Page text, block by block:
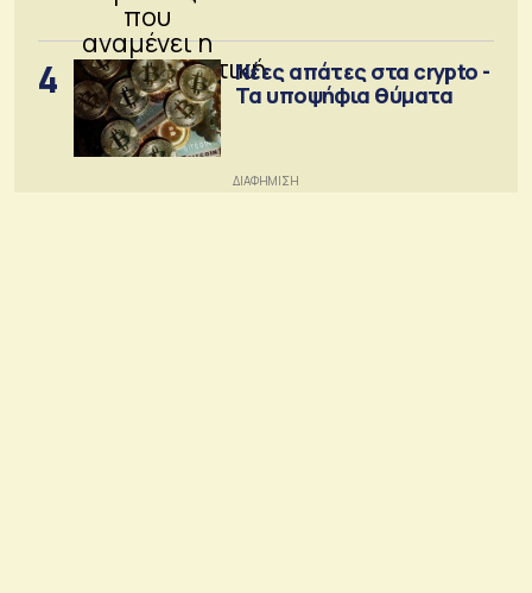
4
Νέες απάτες στα crypto -
Τα υποψήφια θύματα